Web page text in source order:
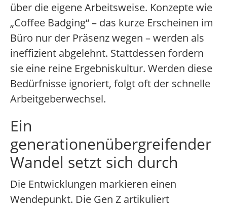
über die eigene Arbeitsweise. Konzepte wie
„Coffee Badging“ – das kurze Erscheinen im
Büro nur der Präsenz wegen – werden als
ineffizient abgelehnt. Stattdessen fordern
sie eine reine Ergebniskultur. Werden diese
Bedürfnisse ignoriert, folgt oft der schnelle
Arbeitgeberwechsel.
Ein
generationenübergreifender
Wandel setzt sich durch
Die Entwicklungen markieren einen
Wendepunkt. Die Gen Z artikuliert